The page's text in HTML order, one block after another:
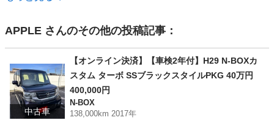
APPLE さんのその他の投稿記事：
中古車
【オンライン決済】【車検2年付】H29 N-BOXカ
スタム ターボ SSブラックスタイルPKG 40万円
400,000円
N-BOX
138,000km 2017年